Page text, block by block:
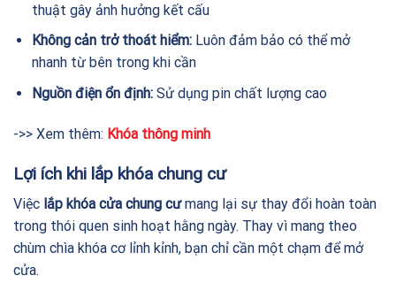
thuật gây ảnh hưởng kết cấu
Không cản trở thoát hiểm:Luôn đảm bảo có thể mở
nhanh từ bên trong khi cần
Nguồn điện ổn định:Sử dụng pin chất lượng cao
->> Xem thêm: Khóa thông minh
Lợi ích khi lắp khóa chung cư
Việc lắp khóa cửa chung cưmang lại sự thay đổi hoàn toàn
trong thói quen sinh hoạt hằng ngày. Thay vì mang theo
chùm chìa khóa cơ lỉnh kỉnh, bạn chỉ cần một chạm để mở
cửa.